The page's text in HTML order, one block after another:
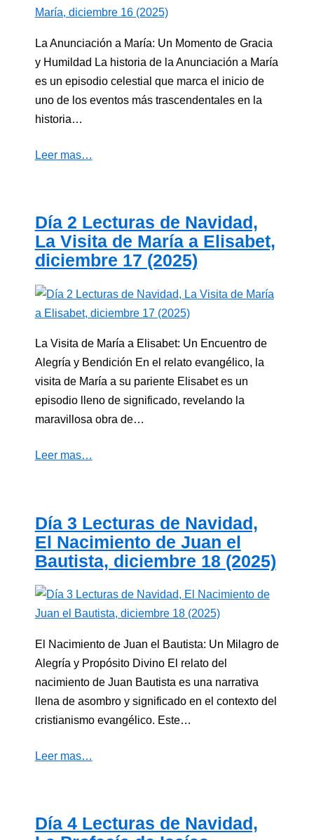
La Anunciación a María: Un Momento de Gracia
y Humildad La historia de la Anunciación a María
es un episodio celestial que marca el inicio de
uno de los eventos más trascendentales en la
historia…
Leer mas…
Día 2 Lecturas de Navidad,
La Visita de María a Elisabet,
diciembre 17 (2025)
La Visita de María a Elisabet: Un Encuentro de
Alegría y Bendición En el relato evangélico, la
visita de María a su pariente Elisabet es un
episodio lleno de significado, revelando la
maravillosa obra de…
Leer mas…
Día 3 Lecturas de Navidad,
El Nacimiento de Juan el
Bautista, diciembre 18 (2025)
El Nacimiento de Juan el Bautista: Un Milagro de
Alegría y Propósito Divino El relato del
nacimiento de Juan Bautista es una narrativa
llena de asombro y significado en el contexto del
cristianismo evangélico. Este…
Leer mas…
Día 4 Lecturas de Navidad,